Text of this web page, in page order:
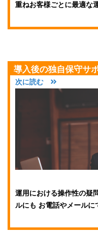
重ねお客様ごとに最適な
導入後の独自保守サ
次に読む
運用における操作性の疑
ルにも お電話やメールに